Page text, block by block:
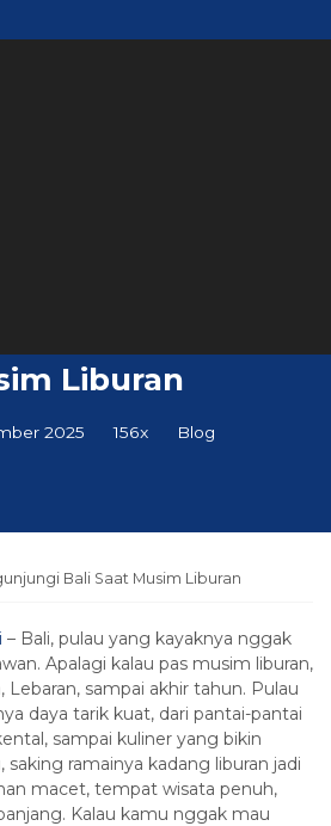
Bali Saat
Liburan
2025 156x Blog
Bali Saat Musim Liburan
– Bali, pulau yang kayaknya nggak
Apalagi kalau pas musim liburan,
Lebaran, sampai akhir tahun. Pulau
daya tarik kuat, dari pantai-pantai
sampai kuliner yang bikin
saking ramainya kadang liburan jadi
macet, tempat wisata penuh,
Kalau kamu nggak mau